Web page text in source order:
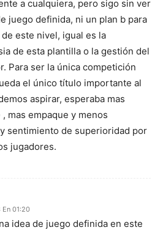
a cualquiera, pero sigo sin ver
juego definida, ni un plan b para
este nivel, igual es la
de esta plantilla o la gestión del
Para ser la única competición
el único título importante al
aspirar, esperaba mas
mas empaque y menos
sentimiento de superioridad por
jugadores.
En 01:20
idea de juego definida en este